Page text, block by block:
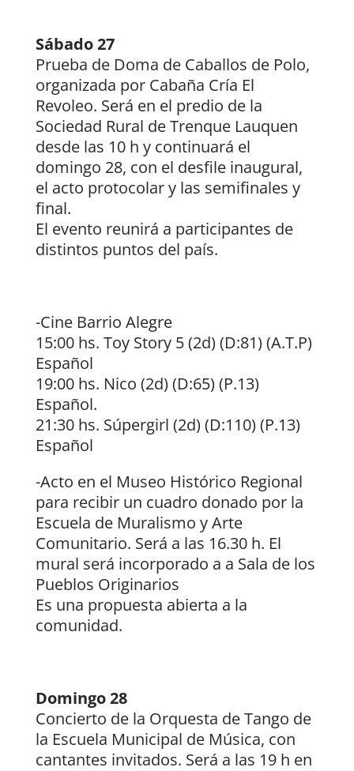
Sábado 27
Prueba de Doma de Caballos de Polo,
organizada por Cabaña Cría El
Revoleo. Será en el predio de la
Sociedad Rural de Trenque Lauquen
desde las 10 h y continuará el
domingo 28, con el desfile inaugural,
el acto protocolar y las semifinales y
final.
El evento reunirá a participantes de
distintos puntos del país.
-Cine Barrio Alegre
15:00 hs. Toy Story 5 (2d) (D:81) (A.T.P)
Español
19:00 hs. Nico (2d) (D:65) (P.13)
Español.
21:30 hs. Súpergirl (2d) (D:110) (P.13)
Español
-Acto en el Museo Histórico Regional
para recibir un cuadro donado por la
Escuela de Muralismo y Arte
Comunitario. Será a las 16.30 h. El
mural será incorporado a a Sala de los
Pueblos Originarios
Es una propuesta abierta a la
comunidad.
Domingo 28
Concierto de la Orquesta de Tango de
la Escuela Municipal de Música, con
cantantes invitados. Será a las 19 h en